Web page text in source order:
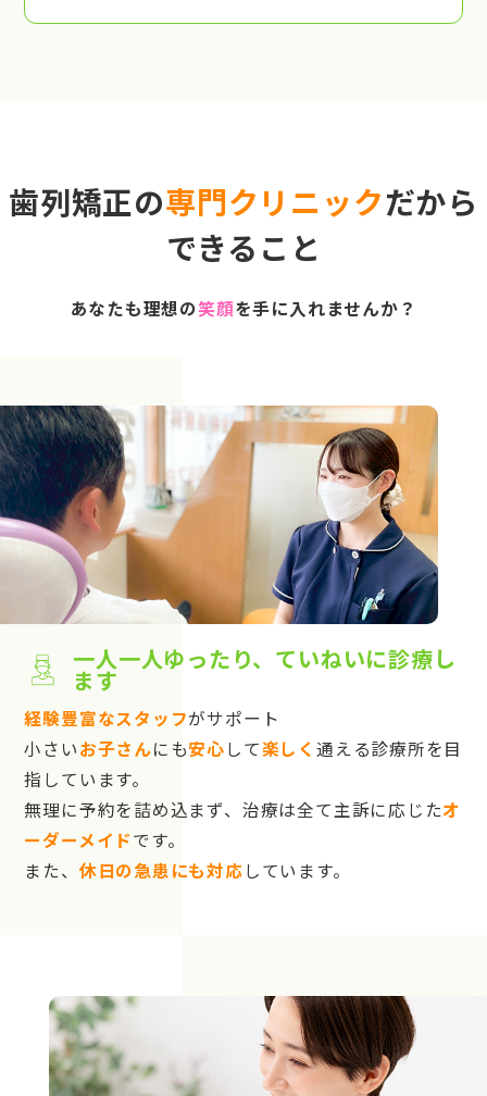
歯列矯正の専門クリニックだから
できること
あなたも理想の笑顔を手に入れませんか？
一人一人ゆったり、ていねいに診療し
ます
経験豊富なスタッフがサポート
小さいお子さんにも安心して楽しく 通える診療所を目
指しています。
無理に予約を詰め込まず、治療は全て主訴に応じたオ
ーダーメイドです。
また、 休日の急患にも対応しています。